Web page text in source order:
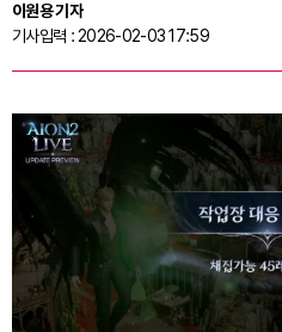
이원용 기자
기사입력 : 2026-02-03 17:59